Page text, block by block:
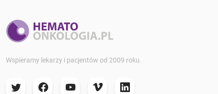
Wspieramy lekarzy i pacjentów od 2009 roku.